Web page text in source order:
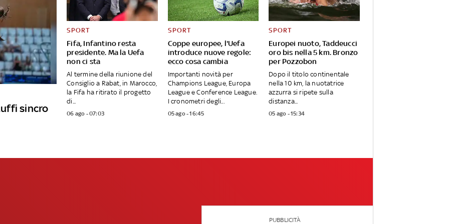
sincro
Fifa, Infantino resta
presidente. Ma la Uefa
non ci sta
SPORT
Al termine della riunione del
Consiglio a Rabat, in Marocco,
la Fifa ha ritirato il progetto
di...
06 ago - 07:03
Coppe europee, l'Uefa
introduce nuove regole:
ecco cosa cambia
SPORT
Importanti novità per
Champions League, Europa
League e Conference League.
I cronometri degli...
05 ago - 16:45
Europei nuoto, Taddeucci
oro bis nella 5 km. Bronzo
per Pozzobon
SPORT
Dopo il titolo continentale
nella 10 km, la nuotatrice
azzurra si ripete sulla
distanza...
05 ago - 15:34
PUBBLICITÀ